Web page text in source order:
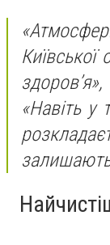
Київської
здоров’я»,
«Навіть у